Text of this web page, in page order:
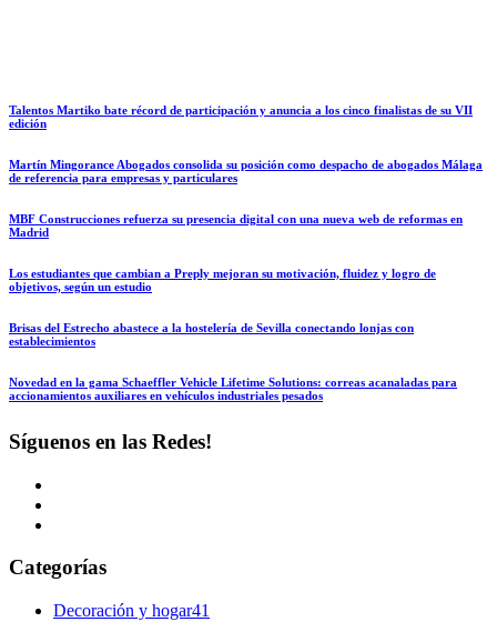
Talentos Martiko bate récord de participación y anuncia a los cinco finalistas de su VII
edición
Martín Mingorance Abogados consolida su posición como despacho de abogados Málaga
de referencia para empresas y particulares
MBF Construcciones refuerza su presencia digital con una nueva web de reformas en
Madrid
Los estudiantes que cambian a Preply mejoran su motivación, fluidez y logro de
objetivos, según un estudio
Brisas del Estrecho abastece a la hostelería de Sevilla conectando lonjas con
establecimientos
Novedad en la gama Schaeffler Vehicle Lifetime Solutions: correas acanaladas para
accionamientos auxiliares en vehículos industriales pesados
Síguenos en las Redes!
Categorías
Decoración y hogar41